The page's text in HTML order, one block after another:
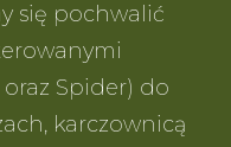
się pochwalić
Spider) do
karczownicą